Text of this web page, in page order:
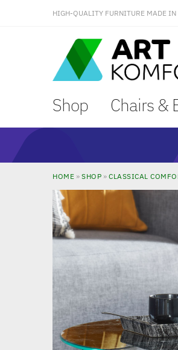
HIGH-QUALITY FURNITURE MADE IN
Shop Chairs &
HOME »SHOP »CLASSICAL